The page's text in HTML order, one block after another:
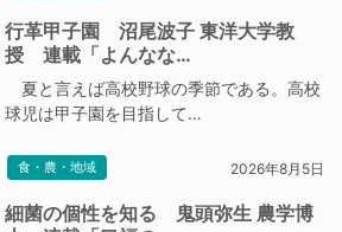
行革甲子園 沼尾波子 東洋大学教
授 連載「よんなな…
夏と言えば高校野球の季節である。高校
球児は甲子園を目指して…
食・農・地域 2026年8月5日
細菌の個性を知る 鬼頭弥生 農学博